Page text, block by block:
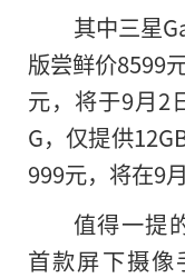
其中三星
版尝鲜价8599
元，将于9月2
G，仅提供
999元，将在9
值得一提
首款屏下摄